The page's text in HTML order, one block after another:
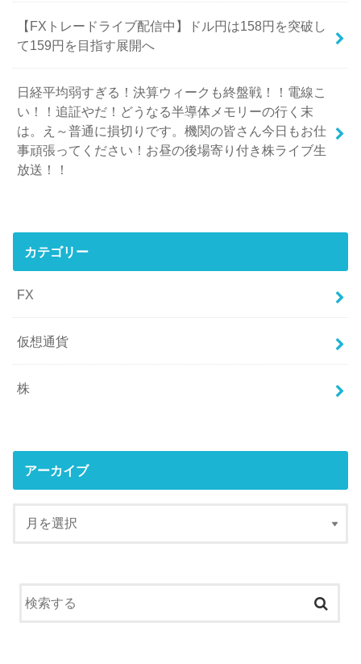
【FXトレードライブ配信中】ドル円は158円を突破し
て159円を目指す展開へ
日経平均弱すぎる！決算ウィークも終盤戦！！電線こ
い！！追証やだ！どうなる半導体メモリーの行く末
は。え～普通に損切りです。機関の皆さん今日もお仕
事頑張ってください！お昼の後場寄り付き株ライブ生
放送！！
カテゴリー
FX
仮想通貨
株
アーカイブ